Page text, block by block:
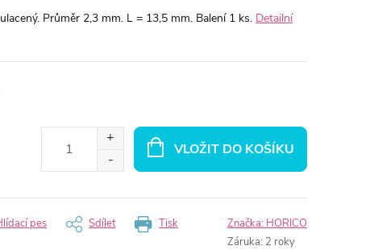
Průměr 2,3 mm. L = 13,5 mm. Balení 1 ks. Detailní
VLOŽIT DO KOŠÍKU
Tisk
pes Sdílet Značka: HORICO
Záruka: 2 roky